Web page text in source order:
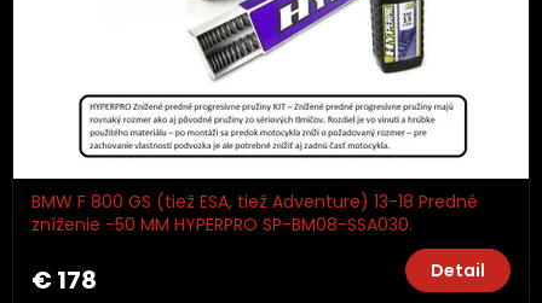
BMW F 800 GS (tiež ESA, tiež Adventure) 13-18 Predné
zníženie -50 MM HYPERPRO SP-BM08-SSA030.
€ 178 Detail